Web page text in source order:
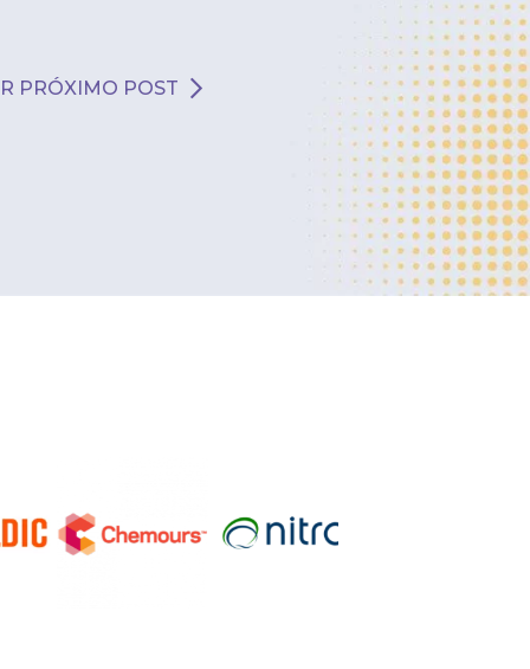
PRÓXIMO POST